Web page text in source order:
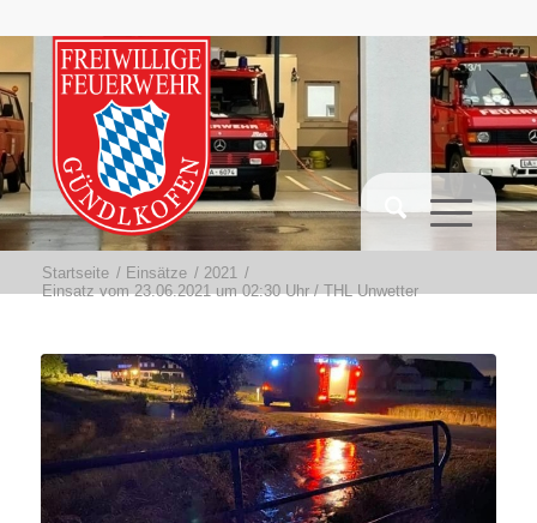
Startseite / Einsätze / 2021 /
Einsatz vom 23.06.2021 um 02:30 Uhr / THL Unwetter